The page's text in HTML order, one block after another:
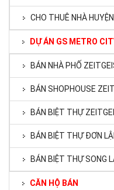
CHO THUÊ NHÀ
DỰ ÁN GS METRO
BÁN NHÀ PHỐ
BÁN SHOPHOUSE
BÁN BIỆT THỰ
BÁN BIỆT THỰ ĐƠN
BÁN BIỆT THỰ SONG
CĂN HỘ BÁN